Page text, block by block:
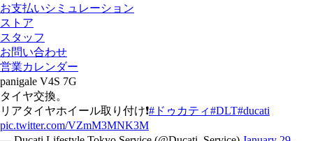
お支払いシミュレーション
ストア
スタッフ
お問い合わせ
営業カレンダー
panigale V4S 7G
タイヤ交換。
リアタイヤホイール取り付け❗️#ドゥカティ#DLT#ducati
pic.twitter.com/VZmM3MNK3M